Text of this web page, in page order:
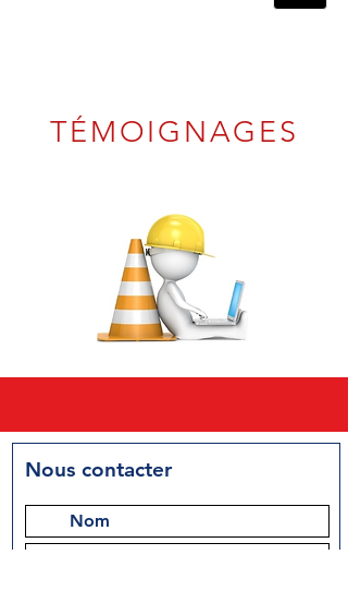
TÉMOIGNAGES
Nous contacter